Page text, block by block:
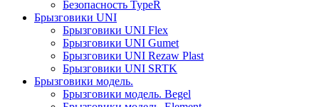
Безопасность TypeR
Брызговики UNI
Брызговики UNI Flex
Брызговики UNI Gumet
Брызговики UNI Rezaw Plast
Брызговики UNI SRTK
Брызговики модель.
Брызговики модель. Begel